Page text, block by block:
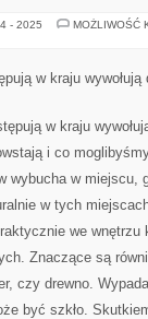
- 2025
MOŻLIWOŚĆ
w kraju wywołują
w kraju
i co
wybucha w miejscu,
w tych
we
Znaczące są
czy drewno.
być szkło.